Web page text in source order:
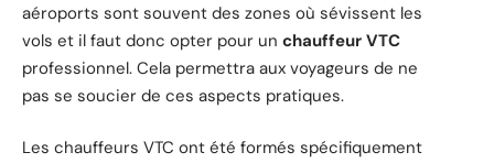
aéroports sont souvent des zones où sévissent les
vols et il faut donc opter pour un chauffeur VTC
professionnel. Cela permettra aux voyageurs de ne
pas se soucier de ces aspects pratiques.
Les chauffeurs VTC ont été formés spécifiquement